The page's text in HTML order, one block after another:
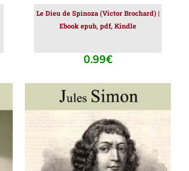
Le Dieu de Spinoza (Victor Brochard) |
Ebook epub, pdf, Kindle
0.99€